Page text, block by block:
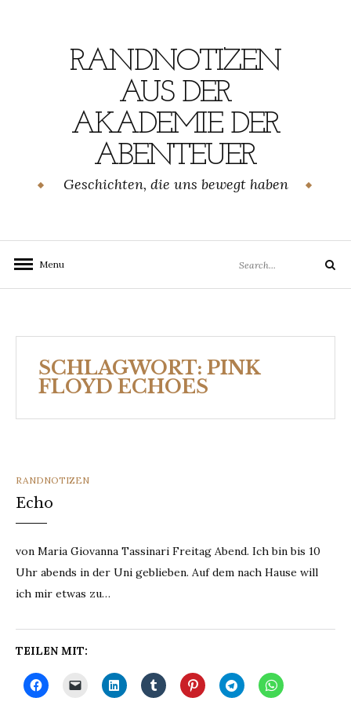
RANDNOTIZEN
AUS DER
AKADEMIE DER
ABENTEUER
Geschichten, die uns bewegt haben
Menu
for:
Search
SCHLAGWORT: PINK
FLOYD ECHOES
CATEGORIES
RANDNOTIZEN
Echo
von Maria Giovanna Tassinari Freitag Abend. Ich bin bis 10
Uhr abends in der Uni geblieben. Auf dem nach Hause will
ich mir etwas zu…
TEILEN MIT: